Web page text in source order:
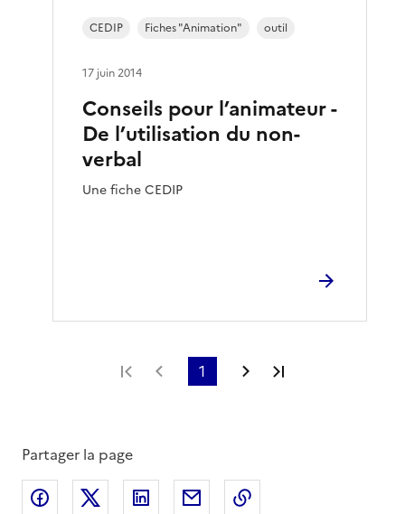
Conseils pour l’animateur -
De l’utilisation du non-
verbal
Une fiche CEDIP
CEDIP Fiches "Animation" outil
17 juin 2014
Première page
Page précédente
1 Page suivante
Partager la page
Partager sur Facebook
Partager sur XPartager sur LinkedIn
Partager par email